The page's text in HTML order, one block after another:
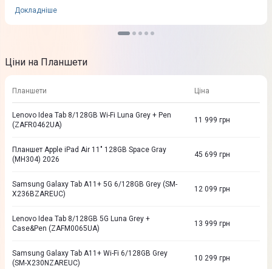
Докладніше
Ціни на Планшети
Планшети Ціна
Lenovo Idea Tab 8/128GB Wi-Fi Luna Grey + Pen
(ZAFR0462UA)
11 999 грн
Планшет Apple iPad Air 11" 128GB Space Gray
(MH304) 2026
45 699 грн
Samsung Galaxy Tab A11+ 5G 6/128GB Grey (SM-
X236BZAREUC)
12 099 грн
Lenovo Idea Tab 8/128GB 5G Luna Grey +
Case&Pen (ZAFM0065UA)
13 999 грн
Samsung Galaxy Tab A11+ Wi-Fi 6/128GB Grey
(SM-X230NZAREUC)
10 299 грн